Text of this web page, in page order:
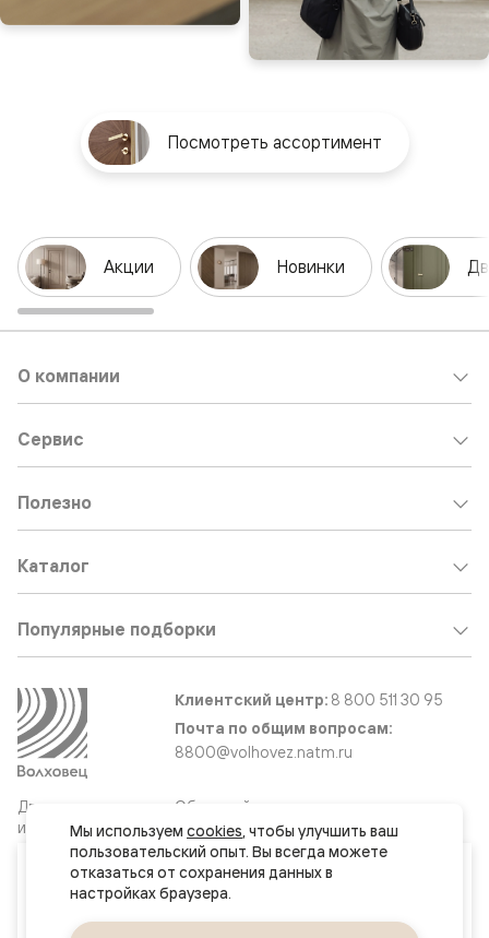
Ваш город
Черкесск
Посмотреть ассортимент
Акции Новинки
Двери
и интерьерные
решения
О компании
Сервис
Полезно
Каталог
Популярные подборки
Клиентский центр: 8 800 511 30 95
Почта по общим вопросам:
8800@volhovez.natm.ru
Обратный звонок
Сайт не является публичной офертой
Правовая информация
Мы используем cookies, чтобы улучшить ваш
пользовательский опыт. Вы всегда можете
отказаться от сохранения данных в